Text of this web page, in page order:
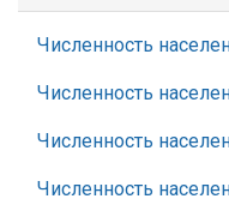
Численность
Численность
Численность
Численность